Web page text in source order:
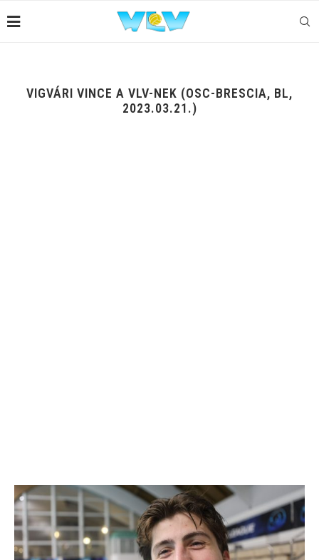
VIGVÁRI VINCE A VLV-NEK (OSC-BRESCIA, BL,
2023.03.21.)